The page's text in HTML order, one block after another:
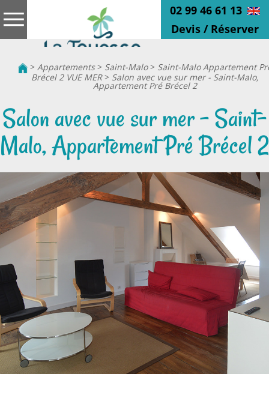
02 99 46 61 13
Devis / Réserver
> Appartements> Saint-Malo> Saint-Malo Appartement
Brécel 2 VUE MER> Salon avec vue sur mer - Saint-Malo,
Appartement Pré Brécel 2
Salon avec vue sur mer - Saint-
Malo, Appartement Pré Brécel 2